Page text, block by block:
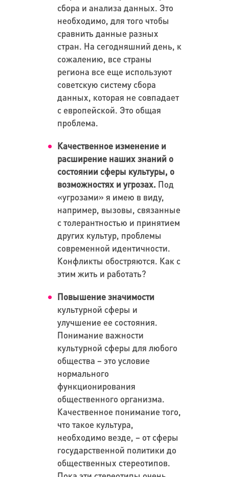
сбора и анализа данных. Это
необходимо, для того чтобы
сравнить данные разных
стран. На сегодняшний день, к
сожалению, все страны
региона все еще используют
советскую систему сбора
данных, которая не совпадает
с европейской. Это общая
проблема.
Качественное изменение и
расширение наших знаний о
состоянии сферы культуры, о
возможностях и угрозах. Под
«угрозами» я имею в виду,
например, вызовы, связанные
с толерантностью и принятием
других культур, проблемы
современной идентичности.
Конфликты обостряются. Как с
этим жить и работать?
Повышение значимости
культурной сферы и
улучшение ее состояния.
Понимание важности
культурной сферы для любого
общества – это условие
нормального
функционирования
общественного организма.
Качественное понимание того,
что такое культура,
необходимо везде, – от сферы
государственной политики до
общественных стереотипов.